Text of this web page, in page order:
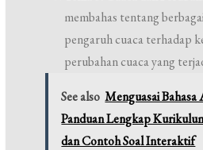
membahas tentang
pengaruh cuaca terhadap
perubahan cuaca yang
See also Menguasai Bahasa
Panduan Lengkap
dan Contoh Soal Interaktif